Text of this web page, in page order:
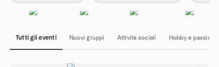
Tutti gli eventi Nuovi gruppi Attività sociali Hobby e passioni